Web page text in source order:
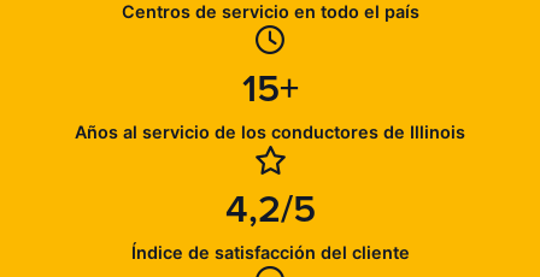
Centros de servicio en todo el país
15+
Años al servicio de los conductores de Illinois
4,2/5
Índice de satisfacción del cliente